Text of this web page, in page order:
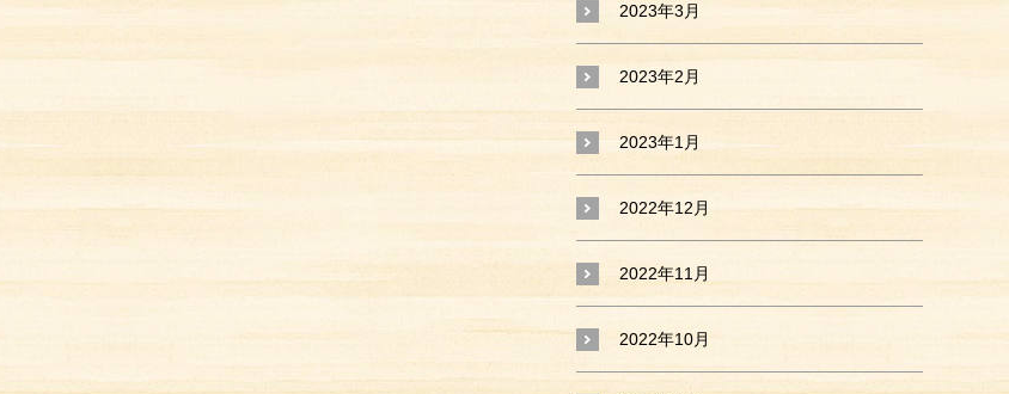
2023年3月
2023年2月
2023年1月
2022年12月
2022年11月
2022年10月